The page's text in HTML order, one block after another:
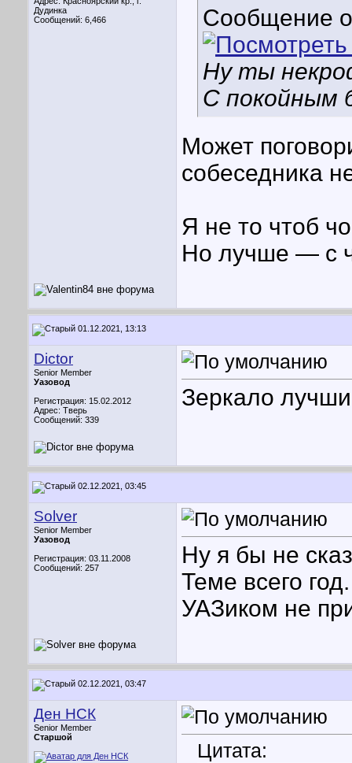
Дудинка
Сообщений: 6,466
Сообщение
Ну ты
С покойным
Может
собеседника
Я не то чтоб
Но лучше — с
01.12.2021, 13:13
Dictor
Senior Member
Уазовод
Регистрация: 15.02.2012
Адрес: Тверь
Сообщений: 339
Зеркало
02.12.2021, 03:45
Solver
Senior Member
Уазовод
Регистрация: 03.11.2008
Сообщений: 257
Ну я бы не
Теме всего
УАЗиком не
02.12.2021, 03:47
Ден НСК
Senior Member
Старшой
Цитата: